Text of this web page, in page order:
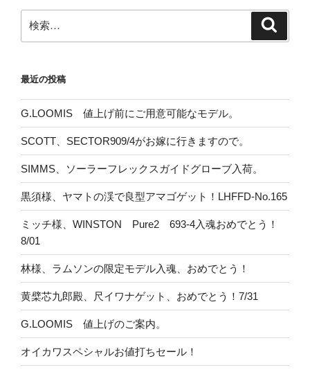
検
索:
最近の投稿
G.LOOMIS 値上げ前にご用意可能なモデル。
SCOTT、SECTOR909/4がお嫁に行きますので。
SIMMS、ソーラーフレックスガイドグローブ入荷。
黒須様、ヤマトの渓で良型アマゴゲット！LHFFD-No.165
ミッチ様、WINSTON Pure2 693-4入魂おめでとう！
8/01
林様、ラムソンの限定モデル入魂、おめでとう！
黄檗芯九郎殿、尺イワナゲット、おめでとう！7/31
G.LOOMIS 値上げのご案内。
オイカワスペシャルお値打ちセール！